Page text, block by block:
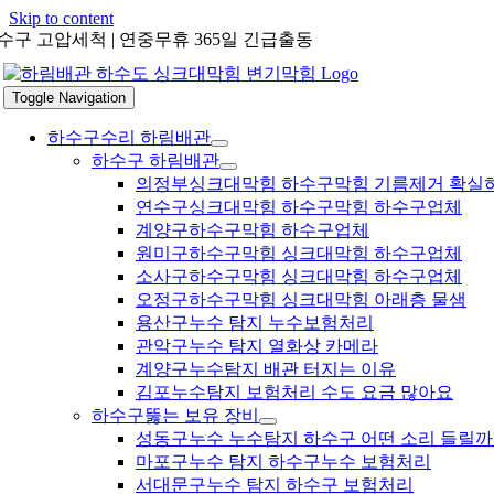
Skip to content
구 고압세척 | 연중무휴 365일 긴급출동
Toggle Navigation
하수구수리 하림배관
하수구 하림배관
의정부싱크대막힘 하수구막힘 기름제거 확실
연수구싱크대막힘 하수구막힘 하수구업체
계양구하수구막힘 하수구업체
원미구하수구막힘 싱크대막힘 하수구업체
소사구하수구막힘 싱크대막힘 하수구업체
오정구하수구막힘 싱크대막힘 아래층 물샘
용산구누수 탐지 누수보험처리
관악구누수 탐지 열화상 카메라
계양구누수탐지 배관 터지는 이유
김포누수탐지 보험처리 수도 요금 많아요
하수구뚫는 보유 장비
성동구누수 누수탐지 하수구 어떤 소리 들릴까
마포구누수 탐지 하수구누수 보험처리
서대문구누수 탐지 하수구 보험처리